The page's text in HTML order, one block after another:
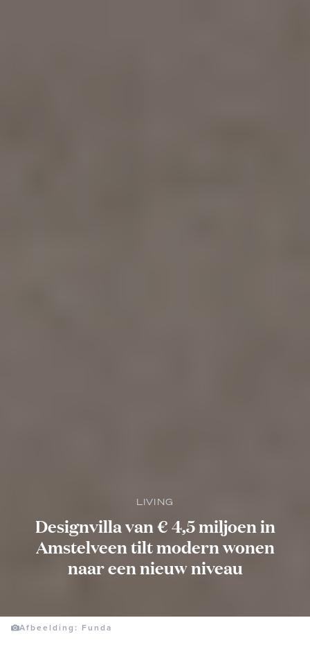
LIVING
Designvilla van € 4,5 miljoen in
Amstelveen tilt modern wonen
naar een nieuw niveau
Afbeelding: Funda